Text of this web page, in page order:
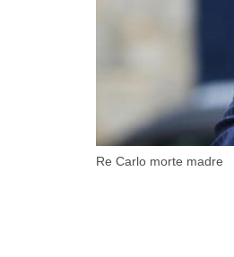
Re Carlo morte madre